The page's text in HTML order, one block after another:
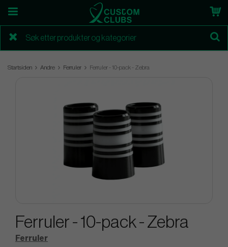
Startsiden Andre Ferruler Ferruler - 10-pack - Zebra
Ferruler - 10-pack - Zebra
Ferruler